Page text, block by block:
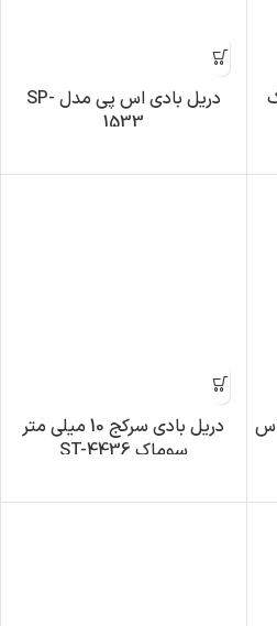
دریل بادی اس پی مدل SP-
1533
اس
دریل بادی سرکج 10 میلی متر
سوماک ST-4436